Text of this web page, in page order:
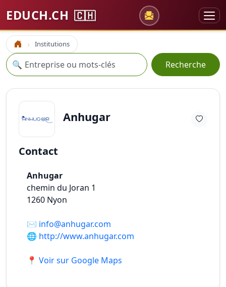
EDUCH.CH 🇨🇭
Accueil Institutions
Recherche
🔍 Recherche
Anhugar
Contact
Anhugar
chemin du Joran 1
1260 Nyon
✉️ info@anhugar.com
🌐 http://www.anhugar.com
📍 Voir sur Google Maps